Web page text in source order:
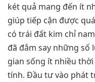
két quả mang đến ít
giúp tiếp cận được
có trái đất kim chỉ
đã đắm say những
gian sống ít nhiều
tính. Đầu tư vào phát